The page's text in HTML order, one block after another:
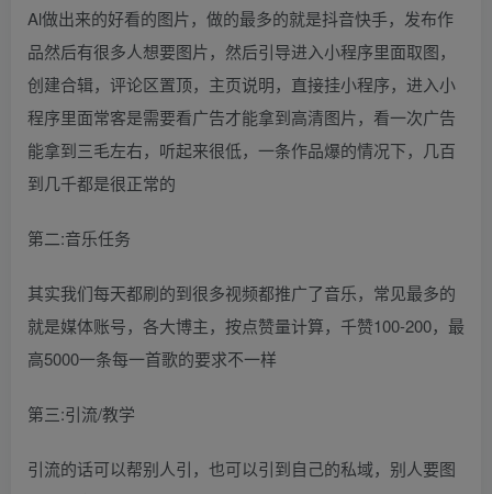
Al做出来的好看的图片，做的最多的就是抖音快手，发布作
品然后有很多人想要图片，然后引导进入小程序里面取图，
创建合辑，评论区置顶，主页说明，直接挂小程序，进入小
程序里面常客是需要看广告才能拿到高清图片，看一次广告
能拿到三毛左右，听起来很低，一条作品爆的情况下，几百
到几千都是很正常的
第二:音乐任务
其实我们每天都刷的到很多视频都推广了音乐，常见最多的
就是媒体账号，各大博主，按点赞量计算，千赞100-200，最
高5000一条每一首歌的要求不一样
第三:引流/教学
引流的话可以帮别人引，也可以引到自己的私域，别人要图